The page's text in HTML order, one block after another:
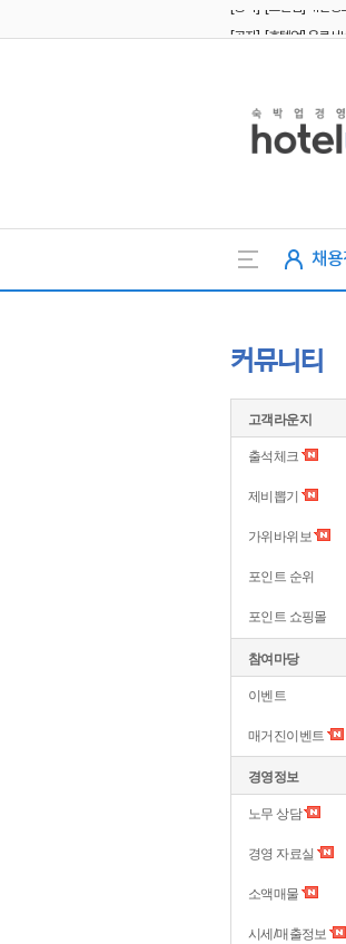
채
커뮤니티
고객라운지
출석체크
제비뽑기
가위바위보
포인트 순위
포인트 쇼핑몰
참여마당
이벤트
매거진이벤트
경영정보
노무 상담
경영 자료실
소액매물
시세/매출정보